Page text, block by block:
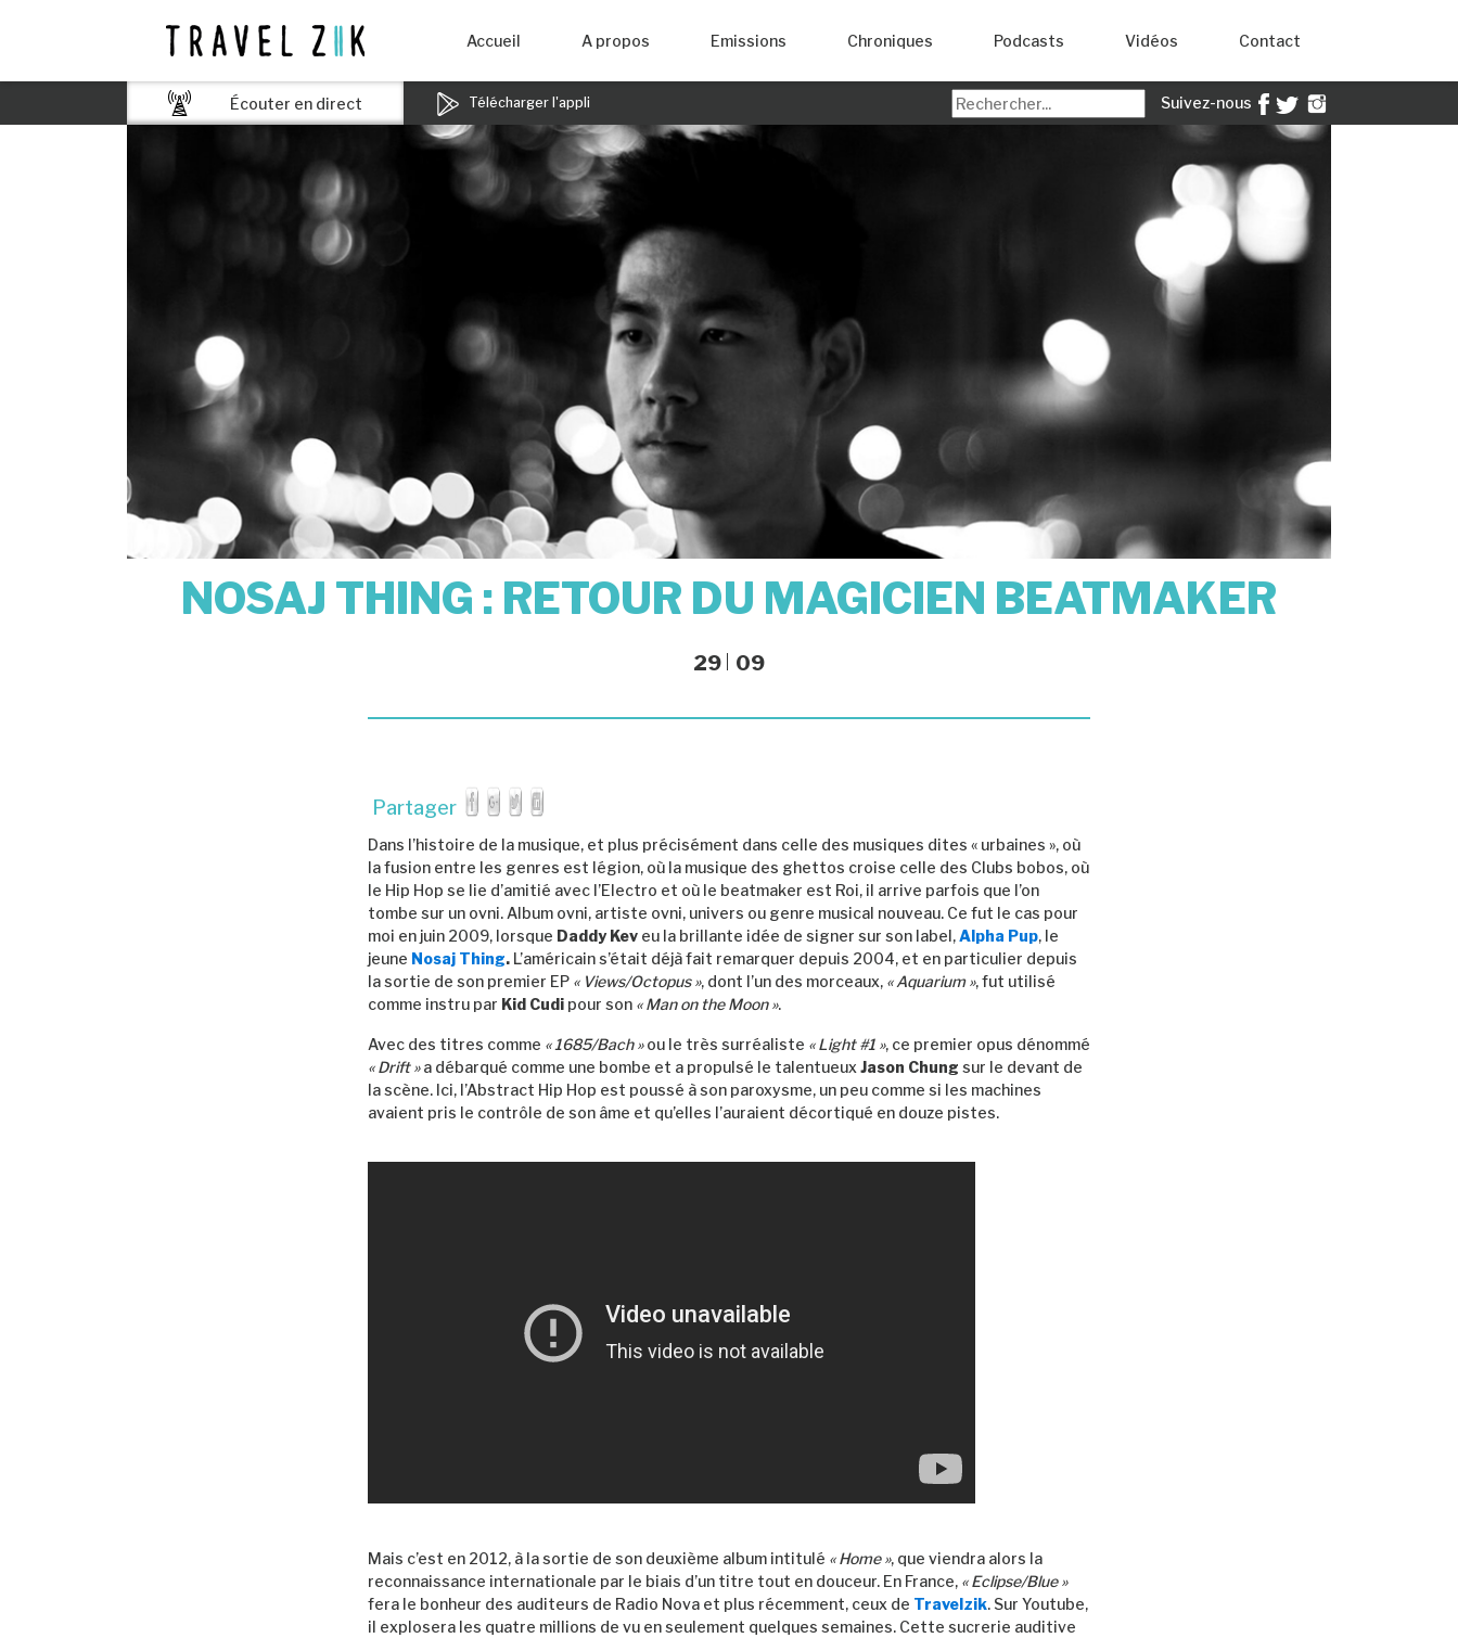
Accueil A propos Emissions Chroniques Podcasts Vidéos Contact
Écouter en direct Télécharger l'appli Suivez-nous
NOSAJ THING : RETOUR DU MAGICIEN BEATMAKER
29 09
Partager
Dans l’histoire de la musique, et plus précisément dans celle des musiques dites « urbaines », où
la fusion entre les genres est légion, où la musique des ghettos croise celle des Clubs bobos, où
le Hip Hop se lie d’amitié avec l’Electro et où le beatmaker est Roi, il arrive parfois que l’on
tombe sur un ovni. Album ovni, artiste ovni, univers ou genre musical nouveau. Ce fut le cas pour
moi en juin 2009, lorsque Daddy Kev eu la brillante idée de signer sur son label,Alpha Pup, le
jeune Nosaj Thing. L’américain s’était déjà fait remarquer depuis 2004, et en particulier depuis
la sortie de son premier EP « Views/Octopus », dont l’un des morceaux, « Aquarium », fut utilisé
comme instru par Kid Cudi pour son « Man on the Moon ».
Avec des titres comme « 1685/Bach »ou le très surréaliste « Light #1 », ce premier opus dénommé
« Drift »a débarqué comme une bombe et a propulsé le talentueux Jason Chung sur le devant de
la scène. Ici, l’Abstract Hip Hop est poussé à son paroxysme, un peu comme si les machines
avaient pris le contrôle de son âme et qu’elles l’auraient décortiqué en douze pistes.
Mais c’est en 2012, à la sortie de son deuxième album intitulé « Home », que viendra alors la
reconnaissance internationale par le biais d’un titre tout en douceur. En France, « Eclipse/Blue »
fera le bonheur des auditeurs de Radio Nova et plus récemment, ceux de Travelzik. Sur Youtube,
il explosera les quatre millions de vu en seulement quelques semaines. Cette sucrerie auditive